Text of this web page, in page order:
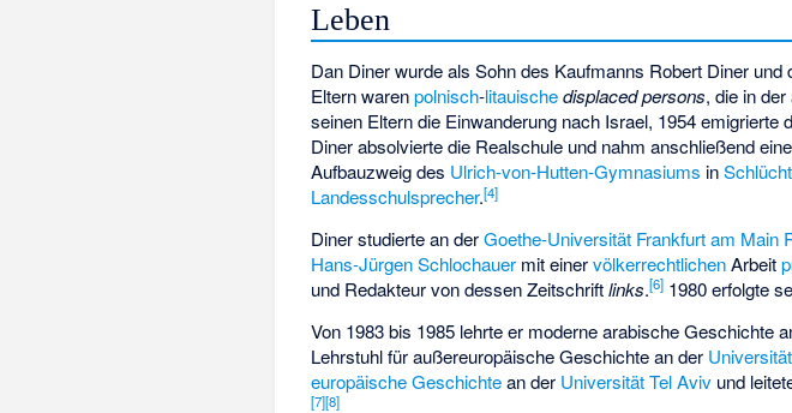
Leben
Dan Diner wurde als Sohn des Kaufmanns Robert Diner
Eltern warenpolnisch-litauische displaced persons, die in der
seinen Eltern die Einwanderung nach Israel, 1954
Diner absolvierte die Realschule und nahm anschließend
Aufbauzweig des Ulrich-von-Hutten-Gymnasiums in
Landesschulsprecher.[4]
Diner studierte an derGoethe-Universität Frankfurt am Main
Hans-Jürgen Schlochauer mit einervölkerrechtlichenArbeit
und Redakteur von dessen Zeitschriftlinks.[6] 1980 erfolgte
Von 1983 bis 1985 lehrte er moderne arabische Geschichte
Lehrstuhl für außereuropäische Geschichte an der
europäische Geschichtean der Universität Tel Aviv und
[7][8]